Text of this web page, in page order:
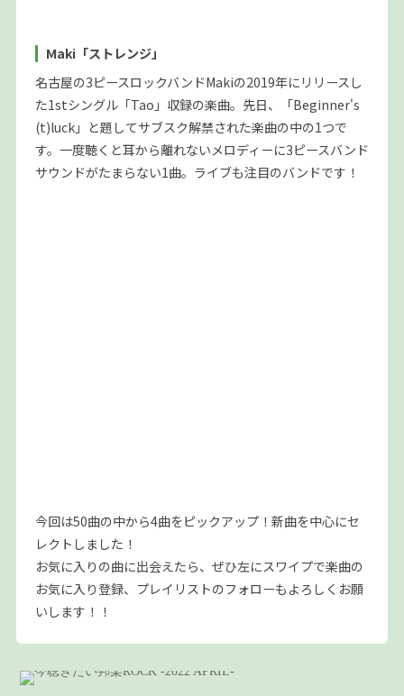
Maki「ストレンジ」
名古屋の3ピースロックバンドMakiの2019年にリリースし
た1stシングル「Tao」収録の楽曲。先日、「Beginner's
(t)luck」と題してサブスク解禁された楽曲の中の1つで
す。一度聴くと耳から離れないメロディーに3ピースバンド
サウンドがたまらない1曲。ライブも注目のバンドです！
今回は50曲の中から4曲をピックアップ！新曲を中心にセ
レクトしました！
お気に入りの曲に出会えたら、ぜひ左にスワイプで楽曲の
お気に入り登録、プレイリストのフォローもよろしくお願
いします！！